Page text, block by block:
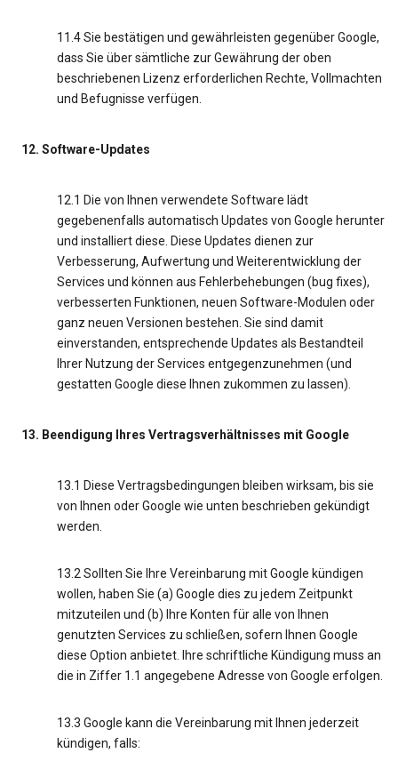
11.4 Sie bestätigen und gewährleisten gegenüber Google,
dass Sie über sämtliche zur Gewährung der oben
beschriebenen Lizenz erforderlichen Rechte, Vollmachten
und Befugnisse verfügen.
12. Software-Updates
12.1 Die von Ihnen verwendete Software lädt
gegebenenfalls automatisch Updates von Google herunter
und installiert diese. Diese Updates dienen zur
Verbesserung, Aufwertung und Weiterentwicklung der
Services und können aus Fehlerbehebungen (bug fixes),
verbesserten Funktionen, neuen Software-Modulen oder
ganz neuen Versionen bestehen. Sie sind damit
einverstanden, entsprechende Updates als Bestandteil
Ihrer Nutzung der Services entgegenzunehmen (und
gestatten Google diese Ihnen zukommen zu lassen).
13. Beendigung Ihres Vertragsverhältnisses mit Google
13.1 Diese Vertragsbedingungen bleiben wirksam, bis sie
von Ihnen oder Google wie unten beschrieben gekündigt
werden.
13.2 Sollten Sie Ihre Vereinbarung mit Google kündigen
wollen, haben Sie (a) Google dies zu jedem Zeitpunkt
mitzuteilen und (b) Ihre Konten für alle von Ihnen
genutzten Services zu schließen, sofern Ihnen Google
diese Option anbietet. Ihre schriftliche Kündigung muss an
die in Ziffer 1.1 angegebene Adresse von Google erfolgen.
13.3 Google kann die Vereinbarung mit Ihnen jederzeit
kündigen, falls: